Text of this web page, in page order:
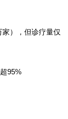
），但诊疗量仅
95%